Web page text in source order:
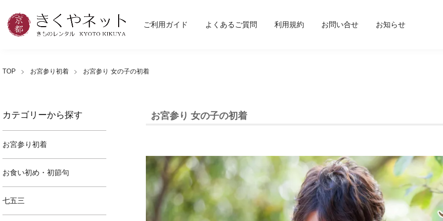
ご利用ガイド よくあるご質問 利用規約 お問い合せ お知らせ
TOP お宮参り初着 お宮参り 女の子の初着
お宮参り 女の子の初着
カテゴリーから探す
お宮参り初着
お食い初め・初節句
七五三